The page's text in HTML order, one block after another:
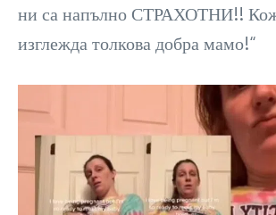
ни са напълно СТРАХОТНИ!!
изглежда толкова добра мамо!“